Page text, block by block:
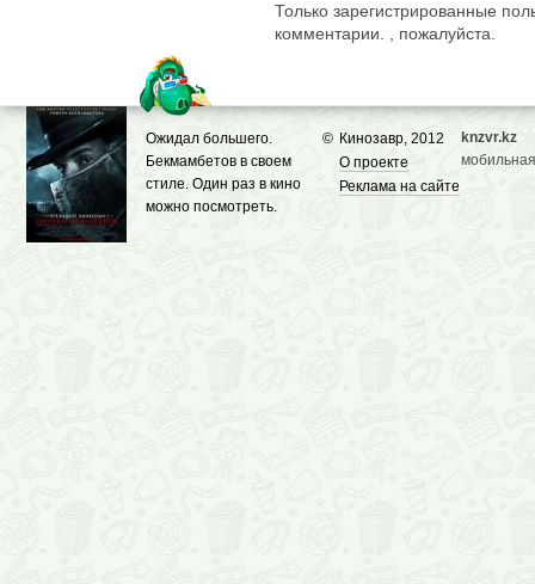
Только зарегистрированные
комментарии. , пожалуйста.
© Кинозавр, 2012
О проекте
Реклама на сайте
Ожидал большего.
Бекмамбетов в своем
стиле. Один раз в кино
можно посмотреть.
knzvr.kz